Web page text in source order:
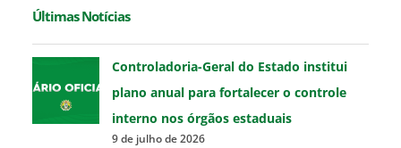
Últimas Notícias
Controladoria-Geral do Estado institui
plano anual para fortalecer o controle
interno nos órgãos estaduais
9 de julho de 2026